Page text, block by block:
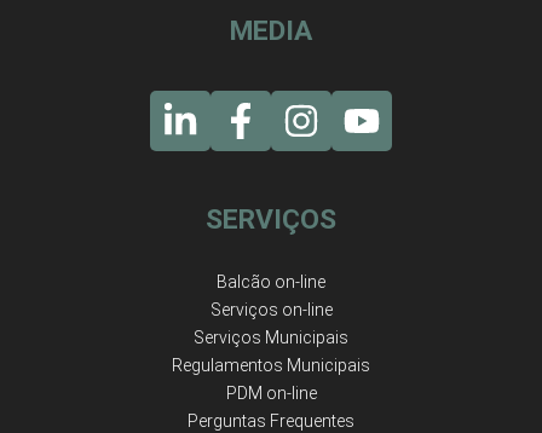
MEDIA
SERVIÇOS
Balcão on-line
Serviços on-line
Serviços Municipais
Regulamentos Municipais
PDM on-line
Perguntas Frequentes